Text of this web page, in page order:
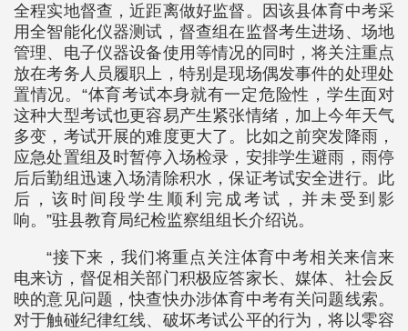
全程实地督查，近距离做好监督。因该县体育中考采
用全智能化仪器测试，督查组在监督考生进场、场地
管理、电子仪器设备使用等情况的同时，将关注重点
放在考务人员履职上，特别是现场偶发事件的处理处
置情况。“体育考试本身就有一定危险性，学生面对
这种大型考试也更容易产生紧张情绪，加上今年天气
多变，考试开展的难度更大了。比如之前突发降雨，
应急处置组及时暂停入场检录，安排学生避雨，雨停
后后勤组迅速入场清除积水，保证考试安全进行。此
后，该时间段学生顺利完成考试，并未受到影
响。”驻县教育局纪检监察组组长介绍说。
“接下来，我们将重点关注体育中考相关来信来
电来访，督促相关部门积极应答家长、媒体、社会反
映的意见问题，快查快办涉体育中考有关问题线索。
对于触碰纪律红线、破坏考试公平的行为，将以零容